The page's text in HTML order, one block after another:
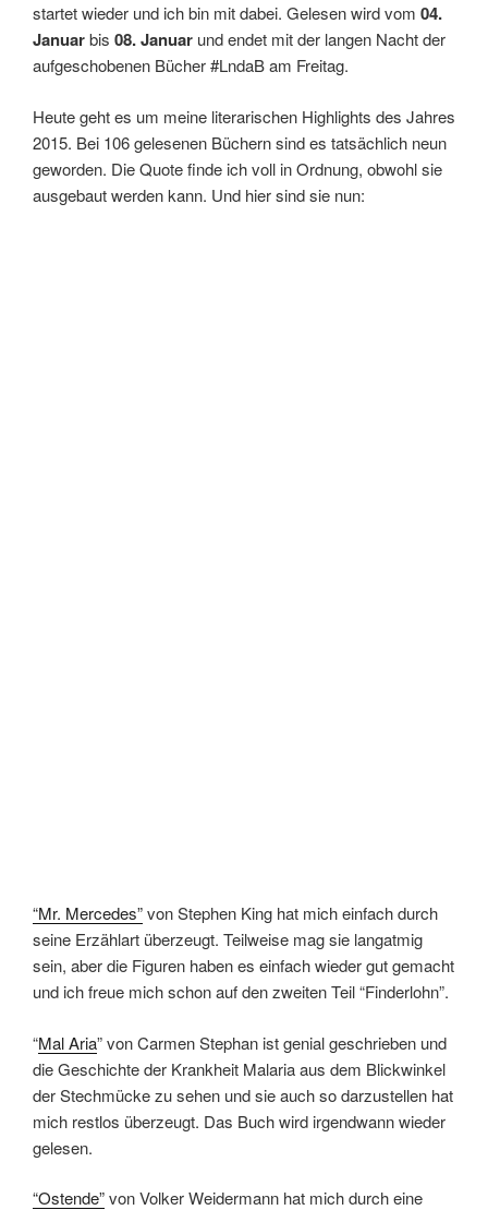
startet wieder und ich bin mit dabei. Gelesen wird vom 04.
Januarbis 08. Januar und endet mit der langen Nacht der
aufgeschobenen Bücher #LndaB am Freitag.
Heute geht es um meine literarischen Highlights des Jahres
2015. Bei 106 gelesenen Büchern sind es tatsächlich neun
geworden. Die Quote finde ich voll in Ordnung, obwohl sie
ausgebaut werden kann. Und hier sind sie nun:
“Mr. Mercedes”von Stephen King hat mich einfach durch
seine Erzählart überzeugt. Teilweise mag sie langatmig
sein, aber die Figuren haben es einfach wieder gut gemacht
und ich freue mich schon auf den zweiten Teil “Finderlohn”.
“Mal Aria” von Carmen Stephan ist genial geschrieben und
die Geschichte der Krankheit Malaria aus dem Blickwinkel
der Stechmücke zu sehen und sie auch so darzustellen hat
mich restlos überzeugt. Das Buch wird irgendwann wieder
gelesen.
“Ostende”von Volker Weidermann hat mich durch eine